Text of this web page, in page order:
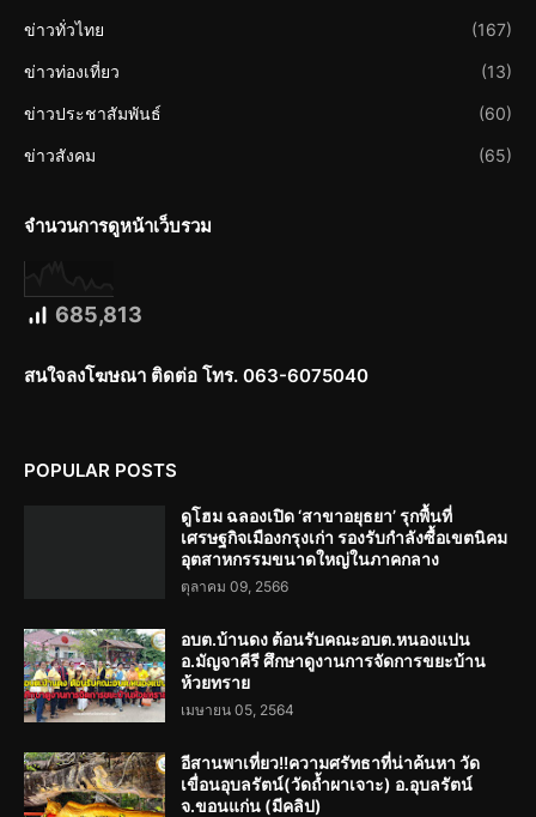
ข่าวทั่วไทย (167)
ข่าวท่องเที่ยว (13)
ข่าวประชาสัมพันธ์ (60)
ข่าวสังคม (65)
จำนวนการดูหน้าเว็บรวม
685,813
สนใจลงโฆษณา ติดต่อ โทร. 063-6075040
POPULAR POSTS
ดูโฮม ฉลองเปิด ‘สาขาอยุธยา’ รุกพื้นที่
เศรษฐกิจเมืองกรุงเก่า รองรับกำลังซื้อเขตนิคม
อุตสาหกรรมขนาดใหญ่ในภาคกลาง
ตุลาคม 09, 2566
อบต.บ้านดง ต้อนรับคณะอบต.หนองแปน
อ.มัญจาคีรี ศึกษาดูงานการจัดการขยะบ้าน
ห้วยทราย
เมษายน 05, 2564
อีสานพาเที่ยว!!ความศรัทธาที่น่าค้นหา วัด
เขื่อนอุบลรัตน์(วัดถ้ำผาเจาะ) อ.อุบลรัตน์
จ.ขอนแก่น (มีคลิป)